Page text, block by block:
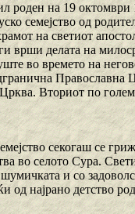
роден на 19
семејство од
на светиот
врши делата на
во времето на
Православна
Вториот по
секогаш се
во селото Сура.
и со
најрано детство